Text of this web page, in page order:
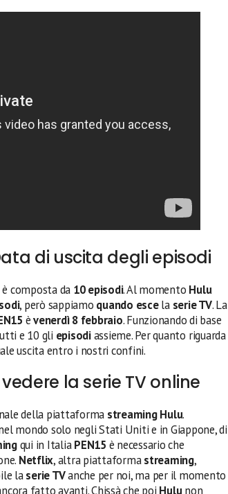
di uscita degli episodi
è composta da 10 episodi. Al momento Hulu
, però sappiamo quando escela serie TV. La
èvenerdì 8 febbraio. Funzionando di base
e 10 gli episodiassieme. Per quanto riguarda
uscita entro i nostri confini.
la serie TV online
della piattaforma streaming Hulu.
mondo solo negli Stati Uniti e in Giappone, di
qui in ItaliaPEN15 è necessario che
Netflix, altra piattaformastreaming,
laserie TVanche per noi, ma per il momento
fatto avanti. Chissà che poi Hulu non